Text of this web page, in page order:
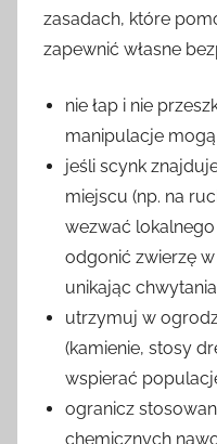
zasadach, które
zapewnić własne
nie łap i nie
manipulacje
jeśli scynk
miejscu (np. na
wezwać
odgonić zwierzę
unikając
utrzymuj w
(kamienie, stosy
wspierać
ogranicz
chemicznych